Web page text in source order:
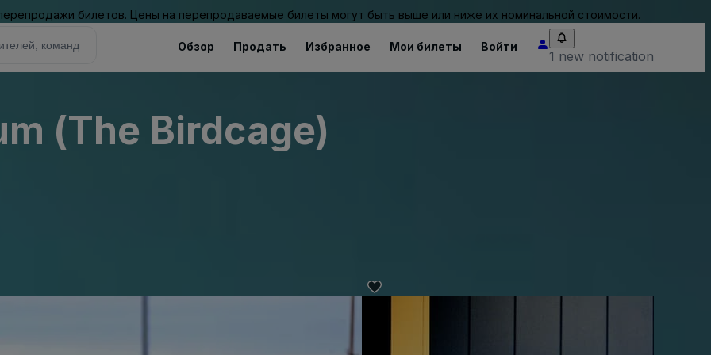
билетов. Цены на перепродаваемые билеты могут быть выше или ниже их номинальной стоимости.
Обзор Продать Избранное Мои билеты Войти
1 new notification
(The Birdcage)